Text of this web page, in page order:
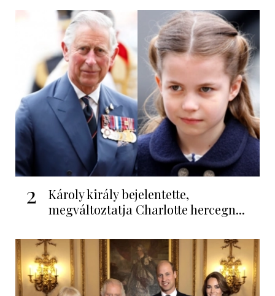
2
Károly király bejelentette,
megváltoztatja Charlotte hercegn...